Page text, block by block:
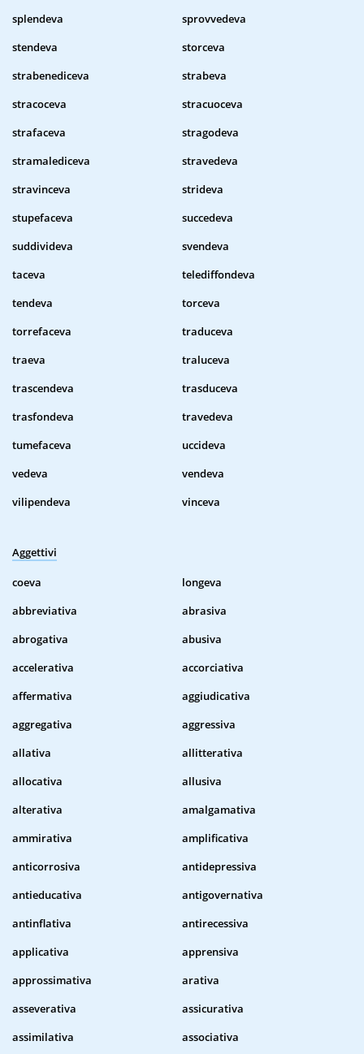
splendeva
sprovvedeva
stendeva
storceva
strabenediceva
strabeva
stracoceva
stracuoceva
strafaceva
stragodeva
stramalediceva
stravedeva
stravinceva
strideva
stupefaceva
succedeva
suddivideva
svendeva
taceva
telediffondeva
tendeva
torceva
torrefaceva
traduceva
traeva
traluceva
trascendeva
trasduceva
trasfondeva
travedeva
tumefaceva
uccideva
vedeva
vendeva
vilipendeva
vinceva
Aggettivi
coeva
longeva
abbreviativa
abrasiva
abrogativa
abusiva
accelerativa
accorciativa
affermativa
aggiudicativa
aggregativa
aggressiva
allativa
allitterativa
allocativa
allusiva
alterativa
amalgamativa
ammirativa
amplificativa
anticorrosiva
antidepressiva
antieducativa
antigovernativa
antinflativa
antirecessiva
applicativa
apprensiva
approssimativa
arativa
asseverativa
assicurativa
assimilativa
associativa